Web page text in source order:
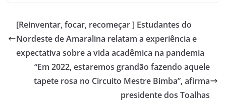
[Reinventar, focar, recomeçar ] Estudantes do
Nordeste de Amaralina relatam a experiência e
expectativa sobre a vida acadêmica na pandemia
“Em 2022, estaremos grandão fazendo aquele
tapete rosa no Circuito Mestre Bimba”, afirma
presidente dos Toalhas